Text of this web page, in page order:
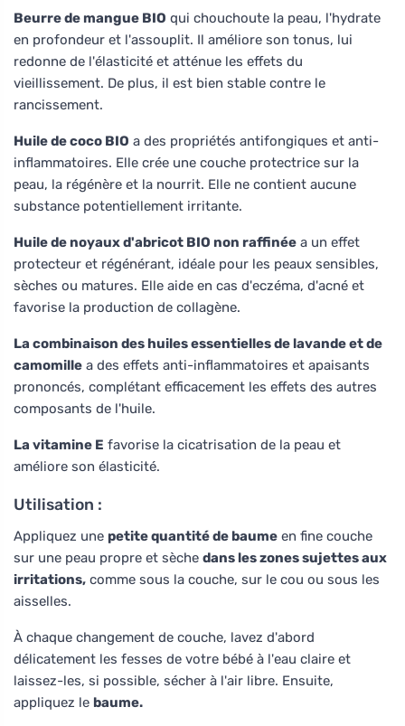
Beurre de mangue BIO qui chouchoute la peau, l'hydrate
en profondeur et l'assouplit. Il améliore son tonus, lui
redonne de l'élasticité et atténue les effets du
vieillissement. De plus, il est bien stable contre le
rancissement.
Huile de coco BIO a des propriétés antifongiques et anti-
inflammatoires. Elle crée une couche protectrice sur la
peau, la régénère et la nourrit. Elle ne contient aucune
substance potentiellement irritante.
Huile de noyaux d'abricot BIO non raffinée a un effet
protecteur et régénérant, idéale pour les peaux sensibles,
sèches ou matures. Elle aide en cas d'eczéma, d'acné et
favorise la production de collagène.
La combinaison des huiles essentielles de lavande et de
camomille a des effets anti-inflammatoires et apaisants
prononcés, complétant efficacement les effets des autres
composants de l'huile.
La vitamine E favorise la cicatrisation de la peau et
améliore son élasticité.
Utilisation :
Appliquez une petite quantité de baume en fine couche
sur une peau propre et sèche dans les zones sujettes aux
irritations, comme sous la couche, sur le cou ou sous les
aisselles.
À chaque changement de couche, lavez d'abord
délicatement les fesses de votre bébé à l'eau claire et
laissez-les, si possible, sécher à l'air libre. Ensuite,
appliquez le baume.